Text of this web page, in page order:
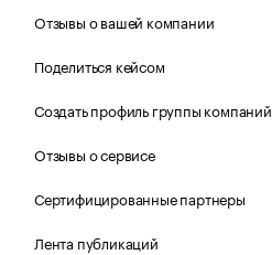
Отзывы о вашей компании
Поделиться кейсом
Создать профиль группы компаний
Отзывы о сервисе
Сертифицированные партнеры
Лента публикаций